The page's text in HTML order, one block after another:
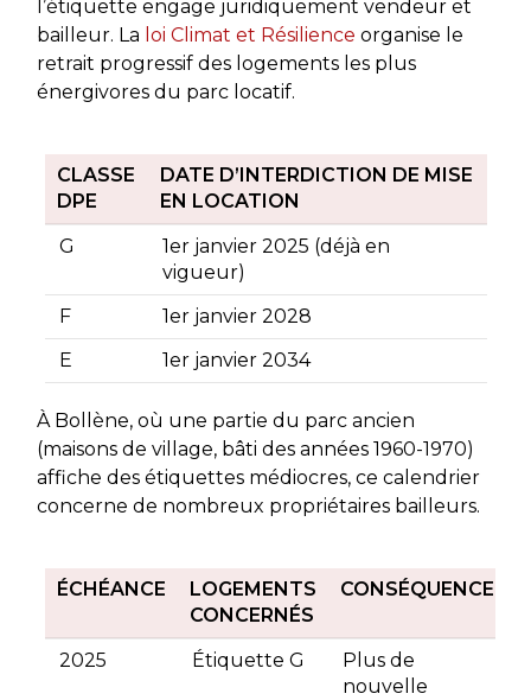
l’étiquette engage juridiquement vendeur et
bailleur. La loi Climat et Résilience organise le
retrait progressif des logements les plus
énergivores du parc locatif.
CLASSE
DPE
DATE D’INTERDICTION DE MISE
EN LOCATION
G
1er janvier 2025 (déjà en
vigueur)
F
1er janvier 2028
E
1er janvier 2034
À Bollène, où une partie du parc ancien
(maisons de village, bâti des années 1960-1970)
affiche des étiquettes médiocres, ce calendrier
concerne de nombreux propriétaires bailleurs.
ÉCHÉANCE
LOGEMENTS
CONCERNÉS
CONSÉQUENCE
2025 Étiquette G
Plus de
nouvelle